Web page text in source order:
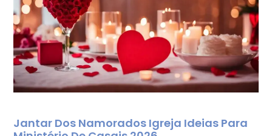
Jantar Dos Namorados Igreja Ideias Para